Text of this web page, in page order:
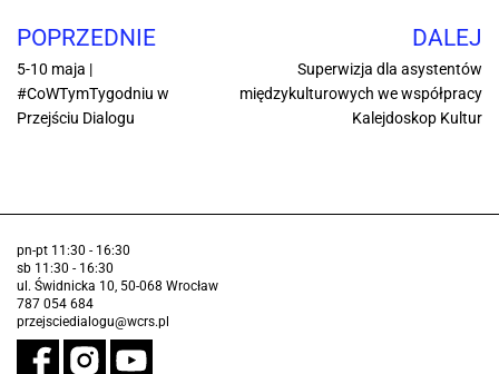
POPRZEDNIE
5-10 maja |
#CoWTymTygodniu w
Przejściu Dialogu
DALEJ
Superwizja dla asystentów
międzykulturowych we współpracy
Kalejdoskop Kultur
pn-pt 11:30 - 16:30
sb 11:30 - 16:30
ul. Świdnicka 10, 50-068 Wrocław
787 054 684
przejsciedialogu@wcrs.pl